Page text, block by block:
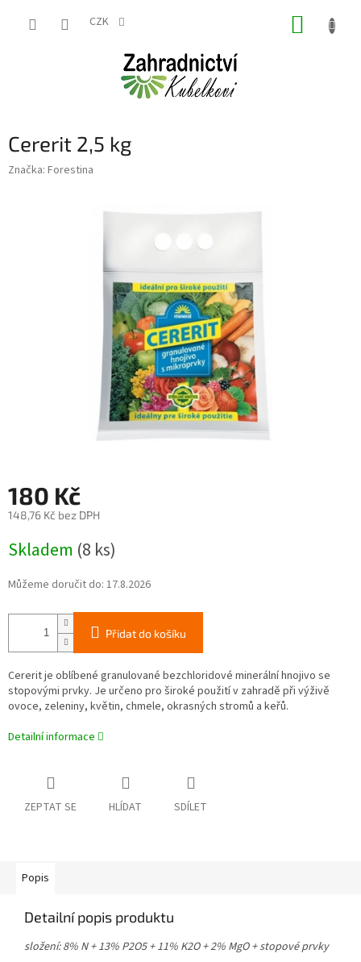
CZK
Cererit 2,5 kg
Značka: Forestina
180 Kč
148,76 Kč bez DPH
cena:
Skladem (8 ks)
Můžeme doručit do: 17.8.2026
Přidat do košíku
Cererit je oblíbené granulované bezchloridové minerální hnojivo se
stopovými prvky. Je určeno pro široké použití v zahradě při výživě
ovoce, zeleniny, květin, chmele, okrasných stromů a keřů.
Detailní informace
ZEPTAT SE HLÍDAT SDÍLET
Popis
Detailní popis produktu
složení: 8% N + 13% P2O5 + 11% K2O + 2% MgO + stopové prvky